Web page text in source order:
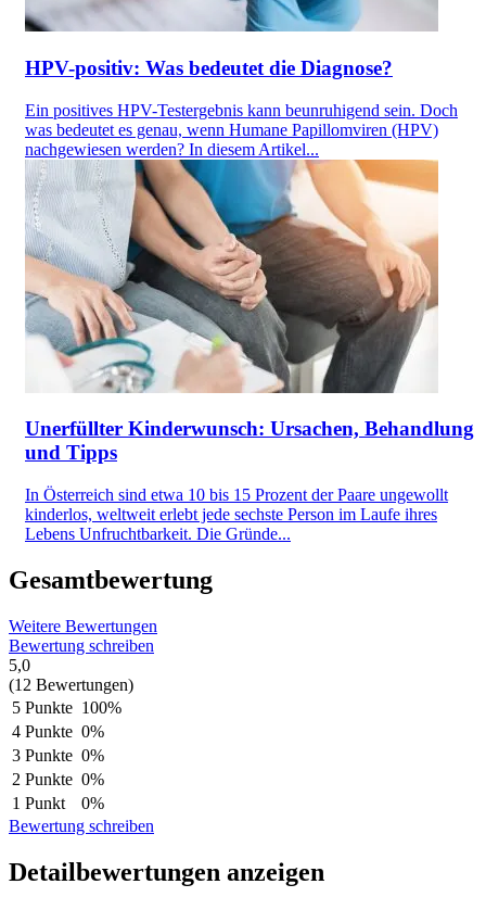
HPV-positiv: Was bedeutet die Diagnose?
Ein positives HPV-Testergebnis kann beunruhigend sein. Doch
was bedeutet es genau, wenn Humane Papillomviren (HPV)
nachgewiesen werden? In diesem Artikel...
Unerfüllter Kinderwunsch: Ursachen, Behandlung
und Tipps
In Österreich sind etwa 10 bis 15 Prozent der Paare ungewollt
kinderlos, weltweit erlebt jede sechste Person im Laufe ihres
Lebens Unfruchtbarkeit. Die Gründe...
Gesamtbewertung
Weitere Bewertungen
Bewertung schreiben
5,0
(12 Bewertungen)
5 Punkte 100%
4 Punkte 0%
3 Punkte 0%
2 Punkte 0%
1 Punkt
0%
Bewertung schreiben
Detailbewertungen anzeigen